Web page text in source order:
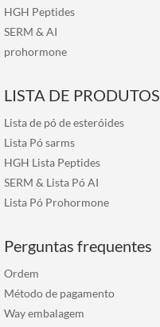
HGH Peptides
SERM & AI
prohormone
LISTA DE PRODUTOS
Lista de pó de esteróides
Lista Pó sarms
HGH Lista Peptides
SERM & Lista Pó AI
Lista Pó Prohormone
Perguntas frequentes
Ordem
Método de pagamento
Way embalagem